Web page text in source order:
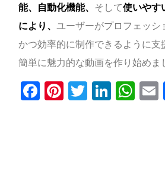
能、自動化機能、 そして使いやす
により、ユーザーがプロフェッシ
かつ効率的に制作できるように支
簡単に魅力的な動画を作り始めま
Facebook
Pinterest
Twitter